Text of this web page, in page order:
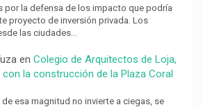
por la defensa de los impacto que podría
proyecto de inversión privada. Los
las ciudades…
en Colegio de Arquitectos de Loja,
la construcción de la Plaza Coral
de esa magnitud no invierte a ciegas, se